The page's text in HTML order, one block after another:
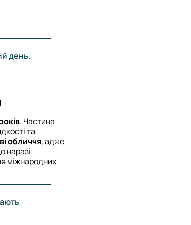
день.
. Частина
та
обличчя, адже
наразі
міжнародних